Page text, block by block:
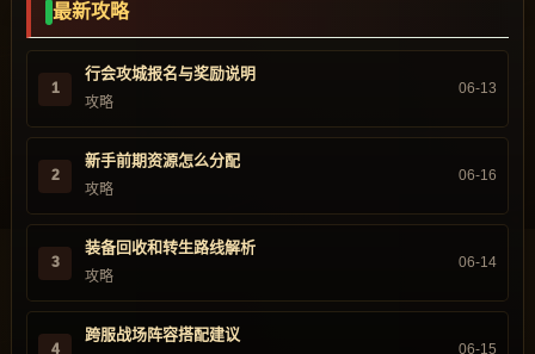
最新攻略
1
行会攻城报名与奖励说明
攻略
06-13
2
新手前期资源怎么分配
攻略
06-16
3
装备回收和转生路线解析
攻略
06-14
4
跨服战场阵容搭配建议
06-15